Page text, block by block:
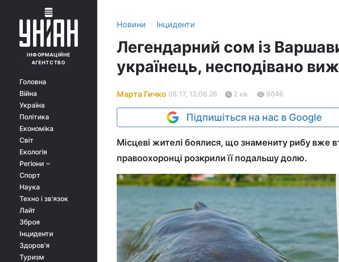
ІНФОРМАЦІЙНЕ
АГЕНТСТВО
Головна
Війна
Україна
Політика
Економіка
Світ
Екологія
Регіони
Спорт
Наука
Техно і зв'язок
Лайт
Зброя
Інциденти
Здоров'я
Туризм
Новини › Інциденти
Легендарний сом із
українець, несподівано
Марта Гичко 08:17, 12.06.26 2 хв. 9046
Підпишіться на нас в Google
Місцеві жителі боялися, що знамениту рибу вже
правоохоронці розкрили її подальшу долю.